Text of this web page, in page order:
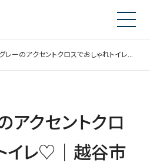
ーのアクセントクロスでおしゃれトイレ♡｜越谷市
アクセントクロ
イレ♡｜越谷市